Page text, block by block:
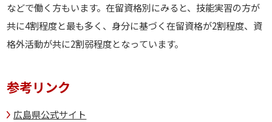
などで働く方もいます。在留資格別にみると、技能実習の方が
共に4割程度と最も多く、身分に基づく在留資格が2割程度、資
格外活動が共に2割弱程度となっています。
参考リンク
広島県公式サイト